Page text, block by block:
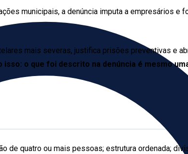
municipais, a denúncia imputa a empresários
mais severas, justifica prisões preventivas e
o que foi descrito na denúncia é mesmo
de quatro ou mais pessoas; estrutura ordenada;